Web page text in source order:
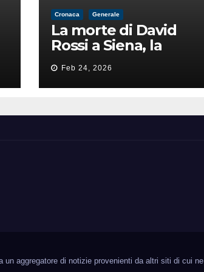
Cronaca Generale
La morte di David
Rossi a Siena, la
perizia lancia la
pista di
un’intimidazione
Feb 24, 2026
aggregatore di notizie provenienti da altri siti di cui ne